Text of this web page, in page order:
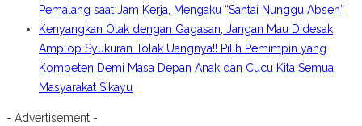
Pemalang saat Jam Kerja, Mengaku “Santai Nunggu Absen”
Kenyangkan Otak dengan Gagasan, Jangan Mau Didesak
Amplop Syukuran Tolak Uangnya!! Pilih Pemimpin yang
Kompeten Demi Masa Depan Anak dan Cucu Kita Semua
Masyarakat Sikayu
- Advertisement -